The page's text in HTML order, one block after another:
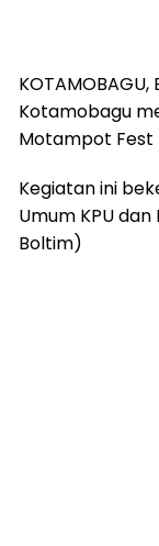
Kotamobagu
Motampot Fest
Kegiatan ini
Umum KPU
Boltim)